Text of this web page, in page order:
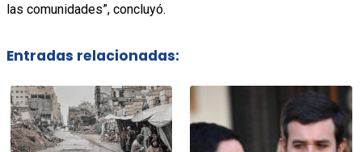
las comunidades”, concluyó.
Entradas relacionadas: